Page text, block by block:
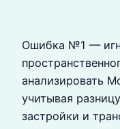
Ошибка №1 —
анализировать
учитывая
застройки и